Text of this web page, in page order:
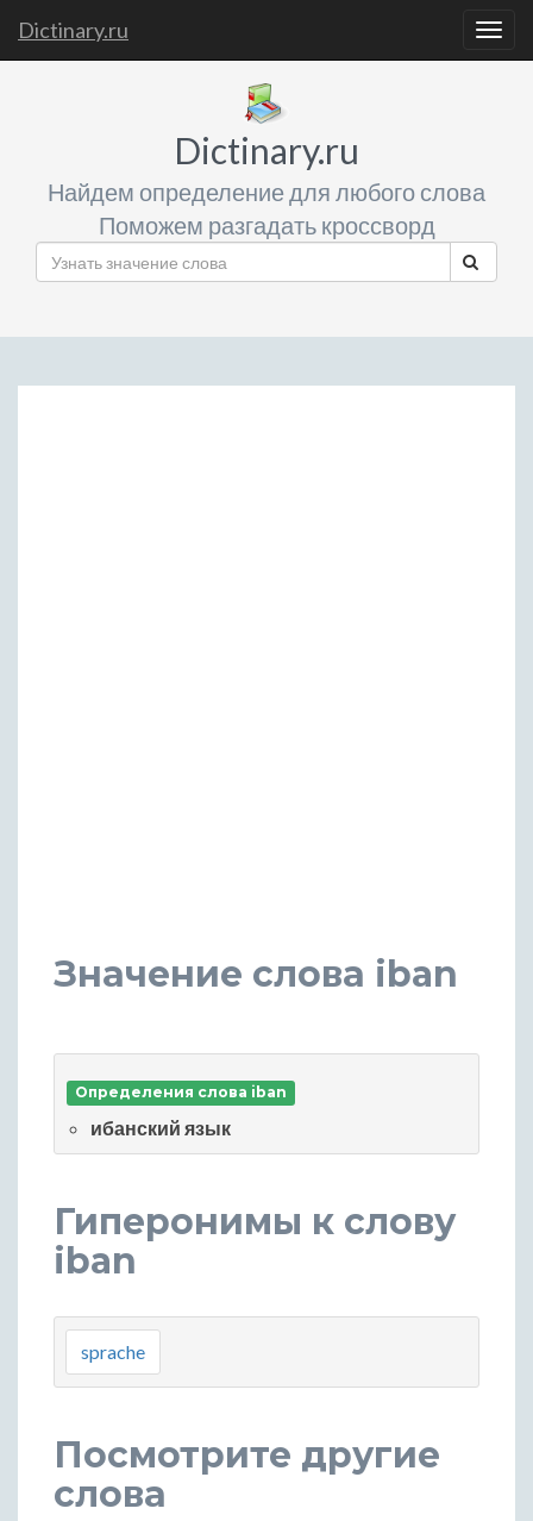
Dictinary.ru
Dictinary.ru
Найдем определение для любого слова
Поможем разгадать кроссворд
Значение слова iban
Определения слова iban
ибанский язык
Гиперонимы к слову
iban
sprache
Посмотрите другие
слова